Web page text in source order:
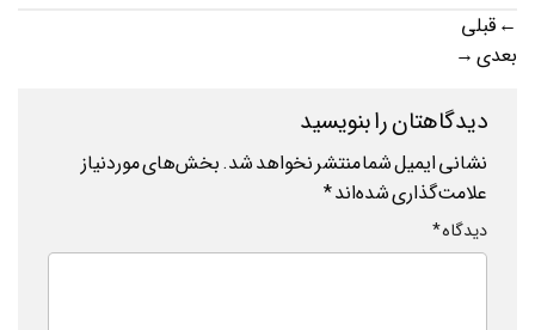
← قبلی
بعدی →
دیدگاهتان را بنویسید
نشانی ایمیل شما منتشر نخواهد شد.بخش‌های موردنیاز
علامت‌گذاری شده‌اند*
دیدگاه*